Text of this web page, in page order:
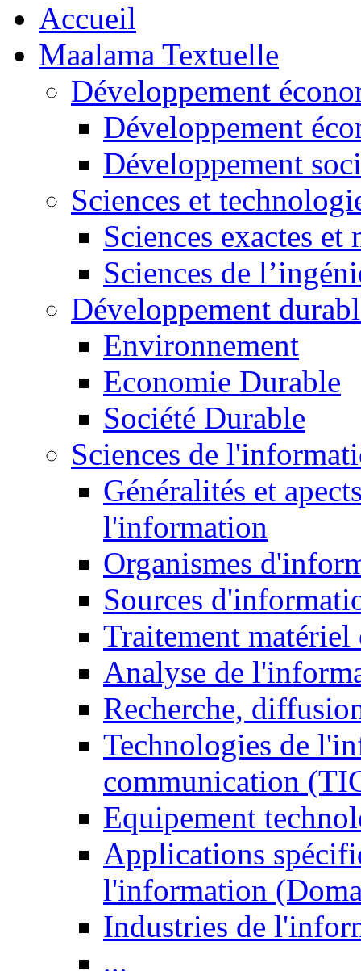
Accueil
Maalama Textuelle
Développement
Développement
Développement
Sciences et
Sciences exactes et
Sciences de
Développement
Environnement
Economie Durable
Société Durable
Sciences de
Généralités et
l'information
Organismes
Sources
Traitement matériel
Analyse de
Recherche,
Technologies de
communication
Equipement
Applications
l'information
Industries de
...